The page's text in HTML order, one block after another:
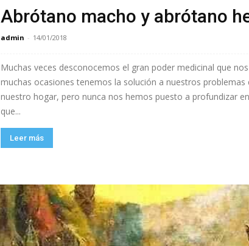
Abrótano macho y abrótano
admin - 14/01/2018
Muchas veces desconocemos el gran poder medicinal que
muchas ocasiones tenemos la solución a nuestros problemas
nuestro hogar, pero nunca nos hemos puesto a profundizar
que...
Leer más